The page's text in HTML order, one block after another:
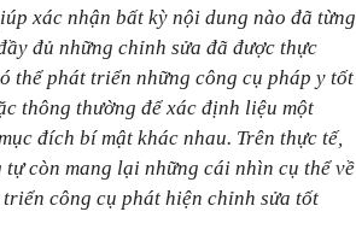
xác nhận bất kỳ nội dung nào đã từng
đủ những chỉnh sửa đã được thực
thể phát triển những công cụ pháp y tốt
thông thường để xác định liệu một
đích bí mật khác nhau. Trên thực tế,
còn mang lại những cái nhìn cụ thể về
công cụ phát hiện chỉnh sửa tốt